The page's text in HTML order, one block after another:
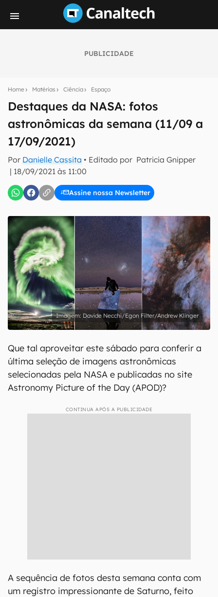
PUBLICIDADE
Home Matérias Ciência Espaço
Destaques da NASA: fotos
astronômicas da semana (11/09 a
17/09/2021)
Por Danielle Cassita • Editado por Patricia Gnipper
| 18/09/2021 às 11:00
Assine nossa Newsletter
notícias e reviews sobre tecnologia em primeira
mão.
E-mail
inscreva-se
Confirmo que li, aceito e concordo com os Termos de
Uso e Política de Privacidade do Canaltech.
Davide Necchi/Egon Filter/Andrew Klinger
Que tal aproveitar este sábado para conferir a
última seleção de imagens astronômicas
selecionadas pela NASA e publicadas no site
Astronomy Picture of the Day (APOD)?
CONTINUA APÓS A PUBLICIDADE
A sequência de fotos desta semana conta com
um registro impressionante de Saturno, feito